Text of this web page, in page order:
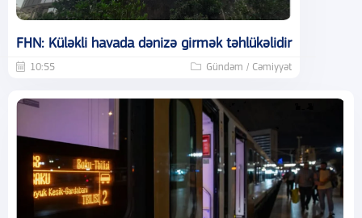
FHN: Küləkli havada dənizə girmək təhlükəlidir
10:55 Gündəm / Cəmiyyət